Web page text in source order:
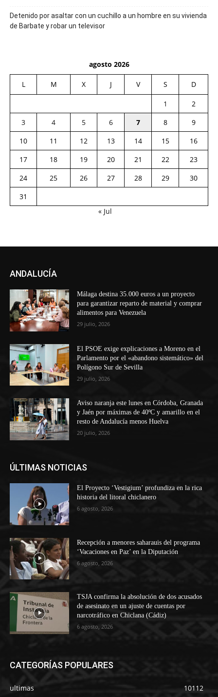
Detenido por asaltar con un cuchillo a un hombre en su vivienda
de Barbate y robar un televisor
agosto 2026
L M X J V S D
1
2
3
4 5 6 7 8
9
10
11 12 13 14 15
16
17
18 19 20 21 22
23
24
25 26 27 28 29
30
31
« Jul
ANDALUCÍA
Málaga destina 35.000 euros a un proyecto
para garantizar reparto de material y comprar
alimentos para Venezuela
29 julio, 2026
El PSOE exige explicaciones a Moreno en el
Parlamento por el «abandono sistemático» del
Polígono Sur de Sevilla
29 julio, 2026
Aviso naranja este lunes en Córdoba, Granada
y Jaén por máximas de 40ºC y amarillo en el
resto de Andalucía menos Huelva
20 julio, 2026
ÚLTIMAS NOTICIAS
El Proyecto ‘Vestigium’ profundiza en la rica
historia del litoral chiclanero
6 agosto, 2026
Recepción a menores saharauis del programa
‘Vacaciones en Paz’ en la Diputación
6 agosto, 2026
TSJA confirma la absolución de dos acusados
de asesinato en un ajuste de cuentas por
narcotráfico en Chiclana (Cádiz)
6 agosto, 2026
CATEGORÍAS POPULARES
ultimas
10112